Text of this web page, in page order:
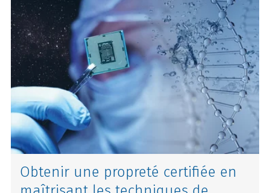
Obtenir une propreté certifiée en